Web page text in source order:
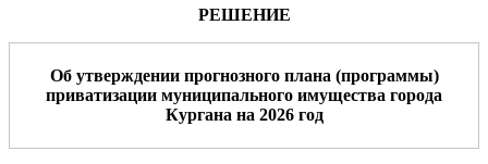
РЕШЕНИЕ
Об утверждении прогнозного плана (программы)
приватизации муниципального имущества города
Кургана на 2026год